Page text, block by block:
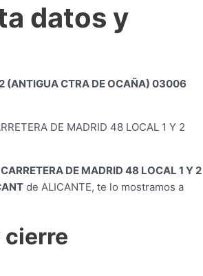
datos y
(ANTIGUA CTRA DE OCAÑA) 03006
CARRETERA DE MADRID 48 LOCAL 1 Y 2
de ALICANTE, te lo mostramos a
cierre